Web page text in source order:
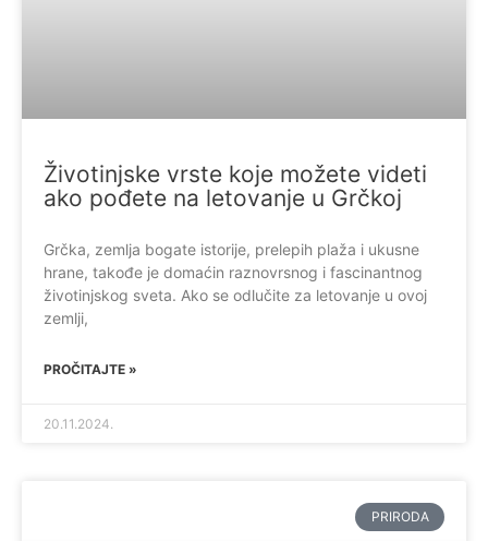
Životinjske vrste koje možete videti
ako pođete na letovanje u Grčkoj
Grčka, zemlja bogate istorije, prelepih plaža i ukusne
hrane, takođe je domaćin raznovrsnog i fascinantnog
životinjskog sveta. Ako se odlučite za letovanje u ovoj
zemlji,
PROČITAJTE »
20.11.2024.
PRIRODA